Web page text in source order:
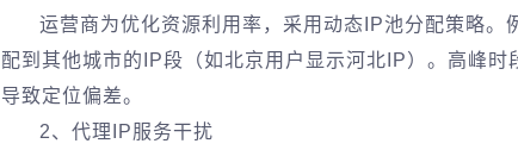
运营商为优化资源利用率，采用动态IP池分配策略。
配到其他城市的IP段（如北京用户显示河北IP）。高峰时
导致定位偏差。
2、代理IP服务干扰‌